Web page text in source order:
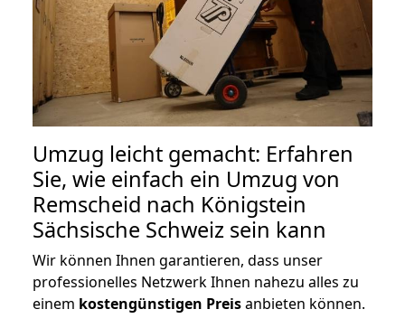
Umzug leicht gemacht: Erfahren
Sie, wie einfach ein Umzug von
Remscheid nach Königstein
Sächsische Schweiz sein kann
Wir können Ihnen garantieren, dass unser
professionelles Netzwerk Ihnen nahezu alles zu
einem kostengünstigen Preisanbieten können.